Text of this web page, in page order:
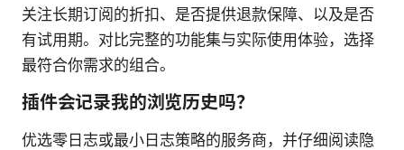
关注长期订阅的折扣、是否提供退款保障、以及是否
有试用期。对比完整的功能集与实际使用体验，选择
最符合你需求的组合。
插件会记录我的浏览历史吗？
优选零日志或最小日志策略的服务商，并仔细阅读隐